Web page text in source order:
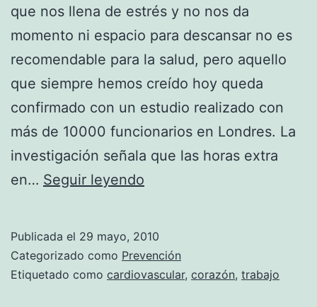
que nos llena de estrés y no nos da
momento ni espacio para descansar no es
recomendable para la salud, pero aquello
que siempre hemos creído hoy queda
confirmado con un estudio realizado con
más de 10000 funcionarios en Londres. La
investigación señala que las horas extra
en… Seguir leyendo
en
el
Publicada el 29 mayo, 2010
Categorizado como Prevención
Etiquetado como cardiovascular, corazón, trabajo